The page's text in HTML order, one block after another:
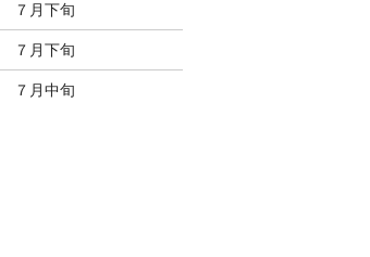
７月下旬
７月下旬
７月中旬